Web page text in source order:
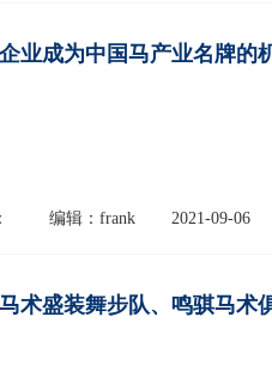
业成为中国马产业名牌的
编辑：frank 2021-09-06
术盛装舞步队、鸣骐马术